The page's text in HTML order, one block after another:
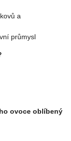
a
průmysl
ovoce oblíbený